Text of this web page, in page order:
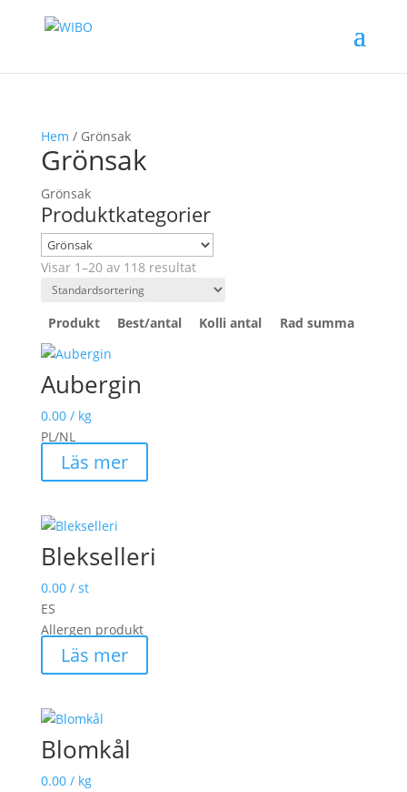
Hem / Grönsak
Grönsak
Grönsak
Produktkategorier
Visar 1–20 av 118 resultat
Produkt Best/antal Kolli antal Rad summa
Aubergin
0.00/ kg
PL/NL
Läs mer
Blekselleri
0.00/ st
ES
Allergen produkt
Läs mer
Blomkål
0.00/ kg